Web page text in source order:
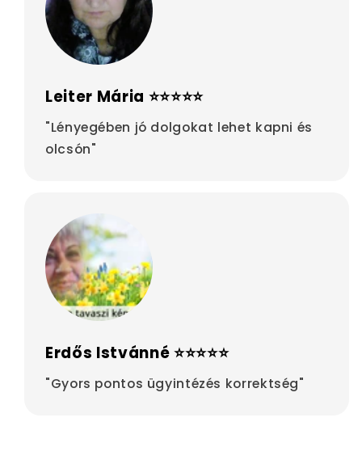
Leiter Mária ⭐⭐⭐⭐⭐
"Lényegében jó dolgokat lehet kapni és
olcsón"
Erdős Istvánné ⭐⭐⭐⭐⭐
"Gyors pontos ügyintézés korrektség"